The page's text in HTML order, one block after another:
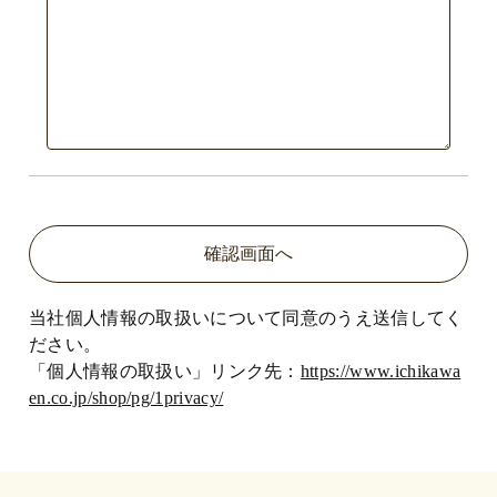
当社個人情報の取扱いについて同意のうえ送信してく
ださい。
「個人情報の取扱い」リンク先： https://www.ichikawa
en.co.jp/shop/pg/1privacy/